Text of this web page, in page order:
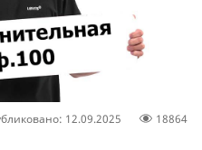
12.09.2025 18864